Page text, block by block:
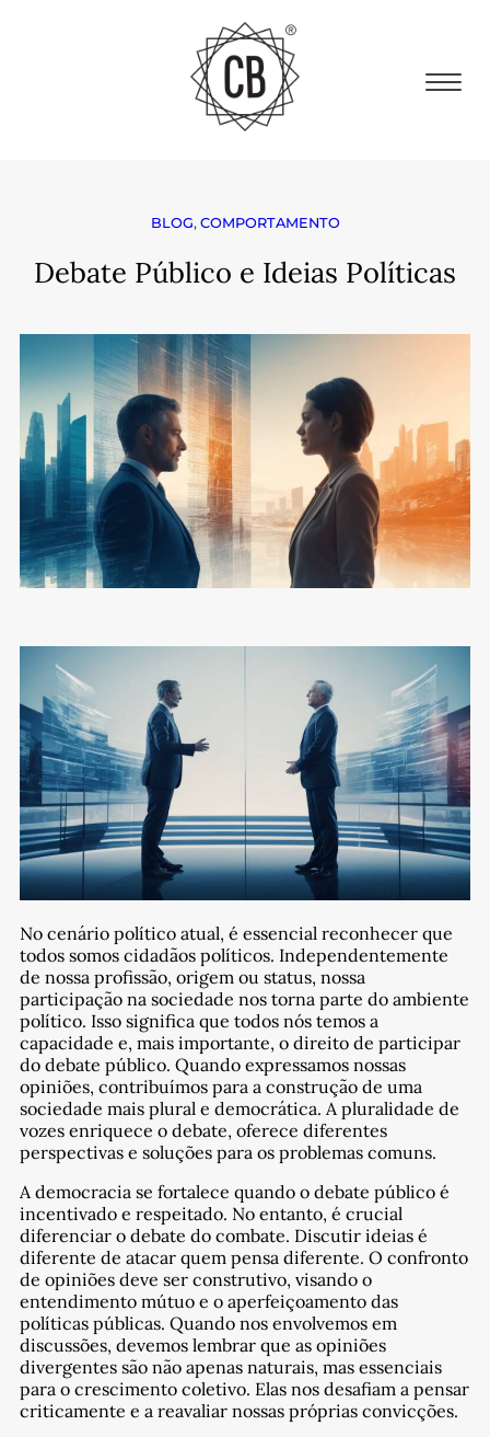
BLOG, COMPORTAMENTO
Debate Público e Ideias Políticas
No cenário político atual, é essencial reconhecer que
todos somos cidadãos políticos. Independentemente
de nossa profissão, origem ou status, nossa
participação na sociedade nos torna parte do ambiente
político. Isso significa que todos nós temos a
capacidade e, mais importante, o direito de participar
do debate público. Quando expressamos nossas
opiniões, contribuímos para a construção de uma
sociedade mais plural e democrática. A pluralidade de
vozes enriquece o debate, oferece diferentes
perspectivas e soluções para os problemas comuns.
A democracia se fortalece quando o debate público é
incentivado e respeitado. No entanto, é crucial
diferenciar o debate do combate. Discutir ideias é
diferente de atacar quem pensa diferente. O confronto
de opiniões deve ser construtivo, visando o
entendimento mútuo e o aperfeiçoamento das
políticas públicas. Quando nos envolvemos em
discussões, devemos lembrar que as opiniões
divergentes são não apenas naturais, mas essenciais
para o crescimento coletivo. Elas nos desafiam a pensar
criticamente e a reavaliar nossas próprias convicções.